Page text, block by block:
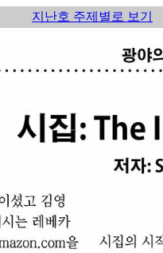
지난호 주제별로 보기